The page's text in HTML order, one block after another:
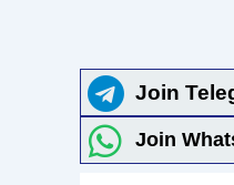
Join
Join